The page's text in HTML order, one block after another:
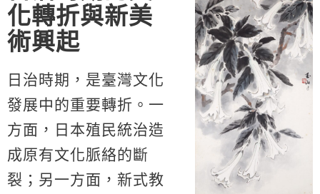
化轉折與新美
術興起
日治時期，是臺灣文化
發展中的重要轉折。一
方面，日本殖民統治造
成原有文化脈絡的斷
裂；另一方面，新式教